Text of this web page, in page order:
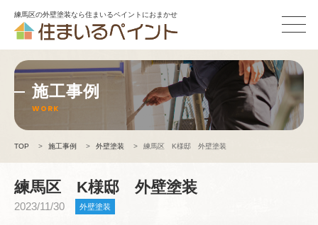
練馬区の外壁塗装なら住まいるペイントにおまかせ
施工事例
WORK
TOP > 施工事例 > 外壁塗装 > 練馬区 K様邸 外壁塗装
練馬区 K様邸 外壁塗装
2023/11/30 外壁塗装